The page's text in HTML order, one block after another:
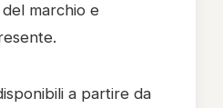
marchio e
a partire da